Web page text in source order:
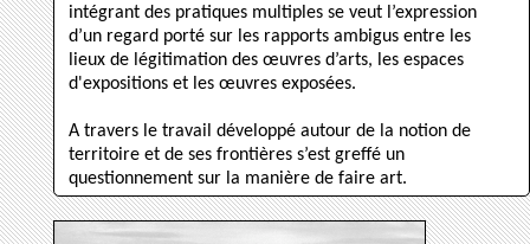
intégrant des pratiques multiples se veut l’expression
d’un regard porté sur les rapports ambigus entre les
lieux de légitimation des œuvres d’arts, les espaces
d'expositions et les œuvres exposées.
A travers le travail développé autour de la notion de
territoire et de ses frontières s’est greffé un
questionnement sur la manière de faire art.